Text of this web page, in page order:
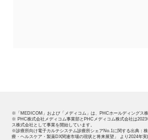
※「MEDICOM」および「メディコム」は、PHCホールディングス株
※ PHC株式会社メディコム事業部とPHCメディコム株式会社は2023
ス株式会社として事業を開始しています。
※診療所向け電子カルテシステム診療所シェアNo.1に関する出典：
療・ヘルスケア・製薬DX関連市場の現状と将来展望」 より2024年